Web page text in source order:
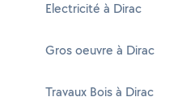
Electricité à Dirac
Gros oeuvre à Dirac
Travaux Bois à Dirac